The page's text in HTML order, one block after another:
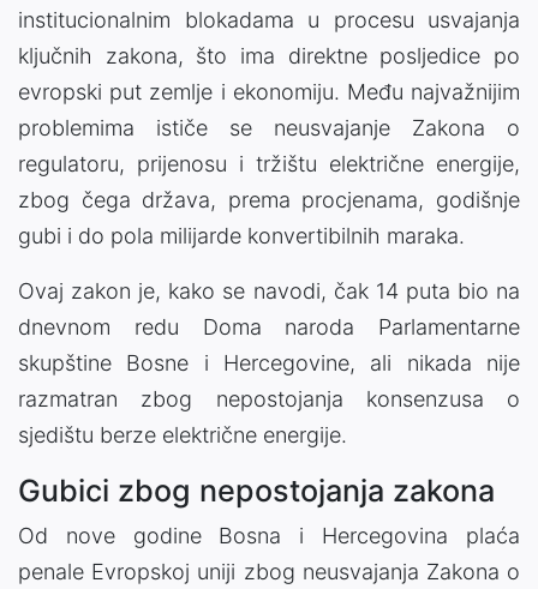
institucionalnim blokadama u procesu usvajanja
ključnih zakona, što ima direktne posljedice po
evropski put zemlje i ekonomiju. Među najvažnijim
problemima ističe se neusvajanje Zakona o
regulatoru, prijenosu i tržištu električne energije,
zbog čega država, prema procjenama, godišnje
gubi i do pola milijarde konvertibilnih maraka.
Ovaj zakon je, kako se navodi, čak 14 puta bio na
dnevnom redu Doma naroda Parlamentarne
skupštine Bosne i Hercegovine, ali nikada nije
razmatran zbog nepostojanja konsenzusa o
sjedištu berze električne energije.
Gubici zbog nepostojanja zakona
Od nove godine Bosna i Hercegovina plaća
penale Evropskoj uniji zbog neusvajanja Zakona o